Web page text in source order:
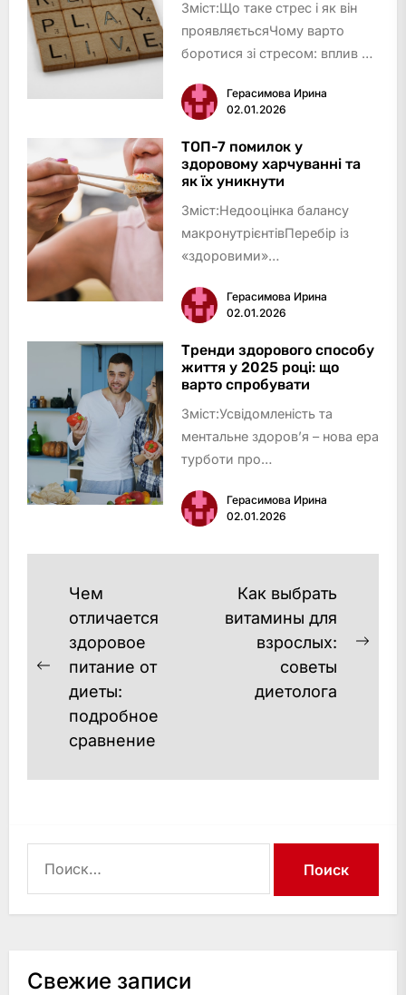
Зміст:Що таке стрес і як він
проявляєтьсяЧому варто
боротися зі стресом: вплив на
життяДихальні практики як
дієвий спосіб зменшити
стресФізична активність: рух –
ефективна зброя проти
стресуТе…
Герасимова Ирина
02.01.2026
ТОП-7 помилок у
здоровому харчуванні та
як їх уникнути
Зміст:Недооцінка балансу
макронутрієнтівПеребір із
«здоровими»
їжі та переїдання
увечеріВідсутність
різноманіття у
раціоніНадмірна суворість і
заборониІгнорування сигналів
голоду та си…
Герасимова Ирина
02.01.2026
Тренди здорового способу
життя у 2025 році: що
варто спробувати
Зміст:Усвідомленість та
ментальне здоров’я – нова ера
турботи про
до харчування та
фітнесуМікродози і біохакінг:
споживанняДіджитал-
допом…
Герасимова Ирина
02.01.2026
Навигация
записям
Previous
post:
Чем
отличается
здоровое
питание от
диеты:
подробное
сравнение
Как выбрать
витамины для
взрослых:
советы
диетолога
Свежие записи